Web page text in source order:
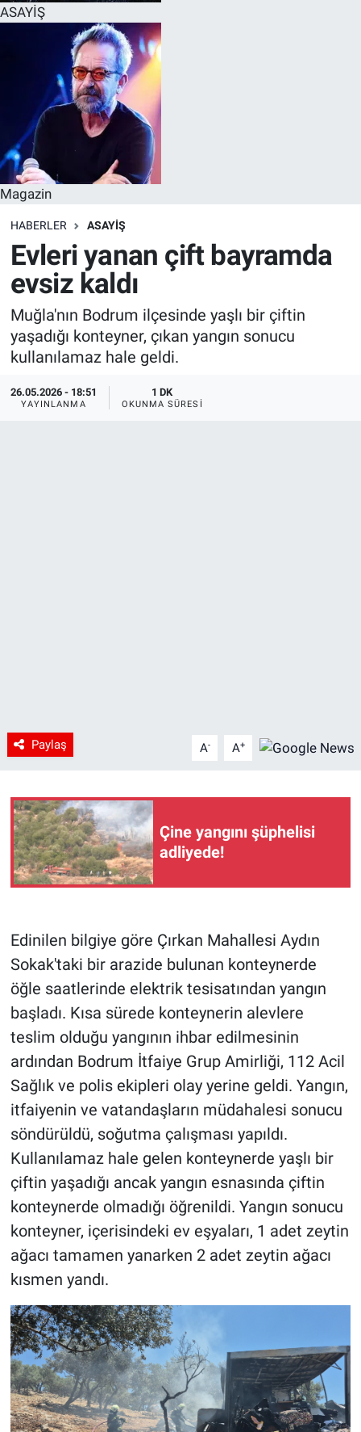
ASAYİŞ
Magazin
HABERLER ASAYİŞ
Evleri yanan çift bayramda
evsiz kaldı
Muğla'nın Bodrum ilçesinde yaşlı bir çiftin
yaşadığı konteyner, çıkan yangın sonucu
kullanılamaz hale geldi.
26.05.2026 - 18:51
YAYINLANMA
1 DK
OKUNMA SÜRESI
Paylaş A- A+
Çine yangını şüphelisi
adliyede!
Edinilen bilgiye göre Çırkan Mahallesi Aydın
Sokak'taki bir arazide bulunan konteynerde
öğle saatlerinde elektrik tesisatından yangın
başladı. Kısa sürede konteynerin alevlere
teslim olduğu yangının ihbar edilmesinin
ardından Bodrum İtfaiye Grup Amirliği, 112 Acil
Sağlık ve polis ekipleri olay yerine geldi. Yangın,
itfaiyenin ve vatandaşların müdahalesi sonucu
söndürüldü, soğutma çalışması yapıldı.
Kullanılamaz hale gelen konteynerde yaşlı bir
çiftin yaşadığı ancak yangın esnasında çiftin
konteynerde olmadığı öğrenildi. Yangın sonucu
konteyner, içerisindeki ev eşyaları, 1 adet zeytin
ağacı tamamen yanarken 2 adet zeytin ağacı
kısmen yandı.